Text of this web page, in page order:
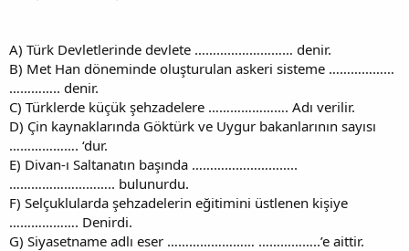
A) Türk Devletlerinde devlete ……………………… denir.
B) Met Han döneminde oluşturulan askeri sisteme ………………
………….. denir.
C) Türklerde küçük şehzadelere …………………. Adı verilir.
D) Çin kaynaklarında Göktürk ve Uygur bakanlarının sayısı
………………. ‘dur.
E) Divan-ı Saltanatın başında ………………………..
……………………….. bulunurdu.
F) Selçuklularda şehzadelerin eğitimini üstlenen kişiye
………………. Denirdi.
G) Siyasetname adlı eser …………………… ……………..’e aittir.